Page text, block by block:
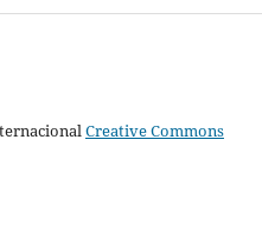
Creative Commons